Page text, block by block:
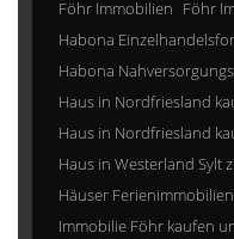
Föhr Immobilien Föhr
Habona
Habona
Haus in Nordfriesland
Haus in Nordfriesland
Haus in Westerland Sylt
Häuser
Immobilie Föhr kaufen